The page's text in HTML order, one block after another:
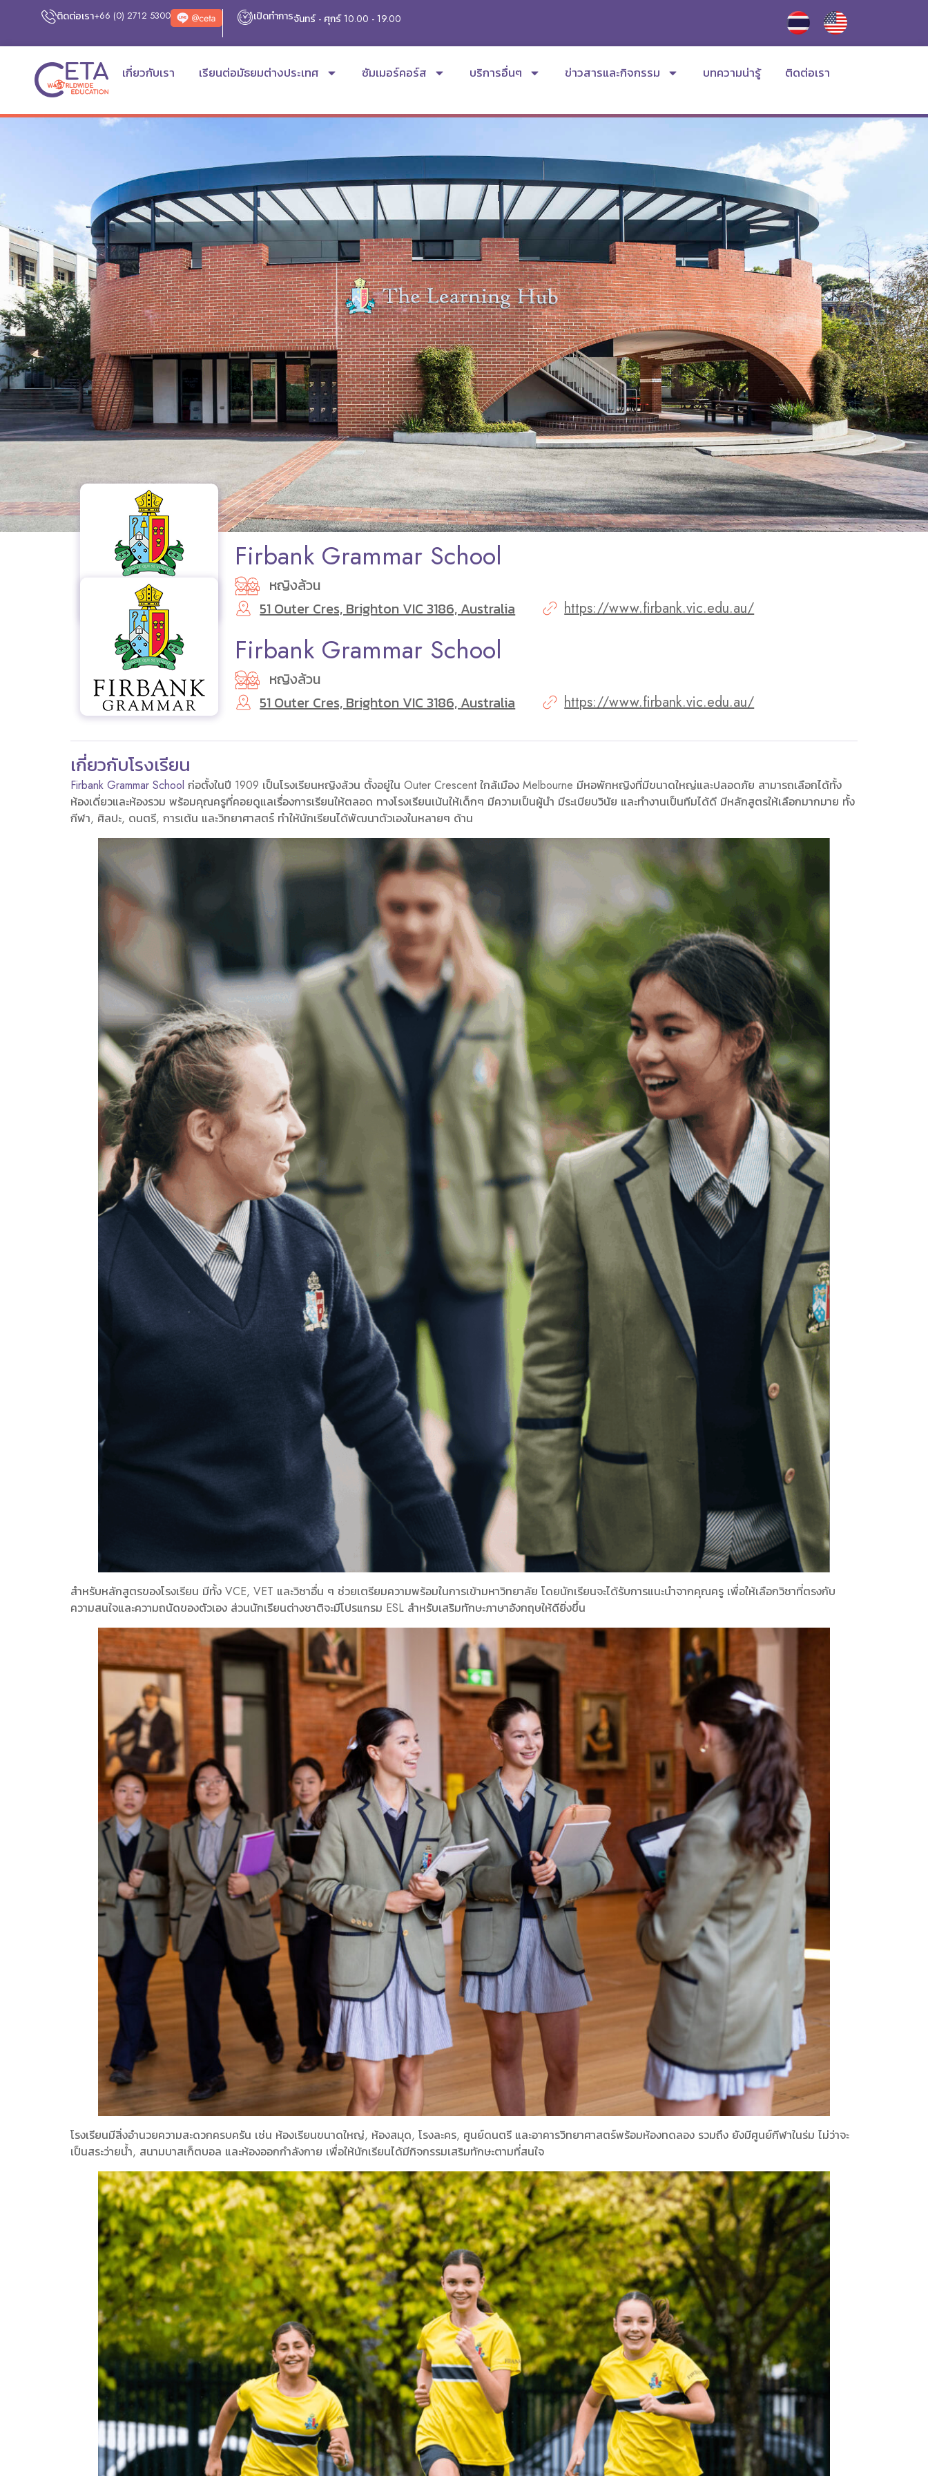
ติดต่อเรา+66 (0) 2712 5300 เปิดทำการจันทร์ - ศุกร์ 10.00 - 19.00
เกี่ยวกับเรา เรียนต่อมัธยมต่างประเทศ ซัมเมอร์คอร์ส บริการอื่นๆ ข่าวสารและกิจกรรม บทความน่ารู้ ติดต่อเรา
Firbank Grammar School
หญิงล้วน
51 Outer Cres, Brighton VIC 3186, Australia https://www.firbank.vic.edu.au/
Firbank Grammar School
หญิงล้วน
51 Outer Cres, Brighton VIC 3186, Australia https://www.firbank.vic.edu.au/
เกี่ยวกับโรงเรียน
Firbank Grammar School ก่อตั้งในปี 1909 เป็นโรงเรียนหญิงล้วน ตั้งอยู่ใน Outer Crescent ใกล้เมือง Melbourne มีหอพักหญิงที่มีขนาดใหญ่และปลอดภัย สามารถเลือกได้ทั้ง
ห้องเดี่ยวและห้องรวม พร้อมคุณครูที่คอยดูแลเรื่องการเรียนให้ตลอด ทางโรงเรียนเน้นให้เด็กๆ มีความเป็นผู้นำ มีระเบียบวินัย และทำงานเป็นทีมได้ดี มีหลักสูตรให้เลือกมากมาย ทั้ง
กีฬา, ศิลปะ, ดนตรี, การเต้น และวิทยาศาสตร์ ทำให้นักเรียนได้พัฒนาตัวเองในหลายๆ ด้าน
สำหรับหลักสูตรของโรงเรียน มีทั้ง VCE, VET และวิชาอื่น ๆ ช่วยเตรียมความพร้อมในการเข้ามหาวิทยาลัย โดยนักเรียนจะได้รับการแนะนำจากคุณครู เพื่อให้เลือกวิชาที่ตรงกับ
ความสนใจและความถนัดของตัวเอง ส่วนนักเรียนต่างชาติจะมีโปรแกรม ESL สำหรับเสริมทักษะภาษาอังกฤษให้ดียิ่งขึ้น
โรงเรียนมีสิ่งอำนวยความสะดวกครบครัน เช่น ห้องเรียนขนาดใหญ่, ห้องสมุด, โรงละคร, ศูนย์ดนตรี และอาคารวิทยาศาสตร์พร้อมห้องทดลอง รวมถึง ยังมีศูนย์กีฬาในร่ม ไม่ว่าจะ
เป็นสระว่ายน้ำ, สนามบาสเก็ตบอล และห้องออกกำลังกาย เพื่อให้นักเรียนได้มีกิจกรรมเสริมทักษะตามที่สนใจ